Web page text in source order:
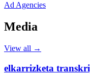
Ad Agencies
Media
View all →
elkarrizketa